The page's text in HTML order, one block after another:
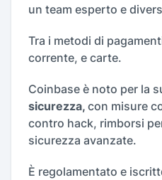
un team esperto e
Tra i metodi di
corrente, e carte.
Coinbase è noto per la
sicurezza, con misure
contro hack, rimborsi
sicurezza avanzate.
È regolamentato e